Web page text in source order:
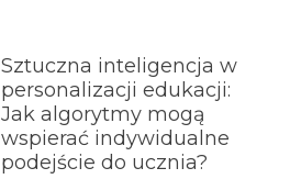
Sztuczna inteligencja w
personalizacji edukacji:
Jak algorytmy mogą
wspierać indywidualne
podejście do ucznia?